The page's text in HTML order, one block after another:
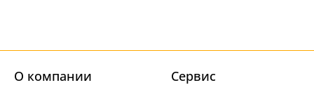
О компании Cервис